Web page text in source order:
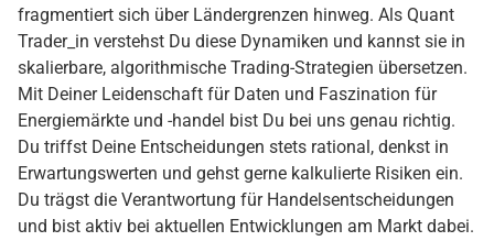
fragmentiert sich über Ländergrenzen hinweg. Als Quant
Trader_in verstehst Du diese Dynamiken und kannst sie in
skalierbare, algorithmische Trading-Strategien übersetzen.
Mit Deiner Leidenschaft für Daten und Faszination für
Energiemärkte und -handel bist Du bei uns genau richtig.
Du triffst Deine Entscheidungen stets rational, denkst in
Erwartungswerten und gehst gerne kalkulierte Risiken ein.
Du trägst die Verantwortung für Handelsentscheidungen
und bist aktiv bei aktuellen Entwicklungen am Markt dabei.